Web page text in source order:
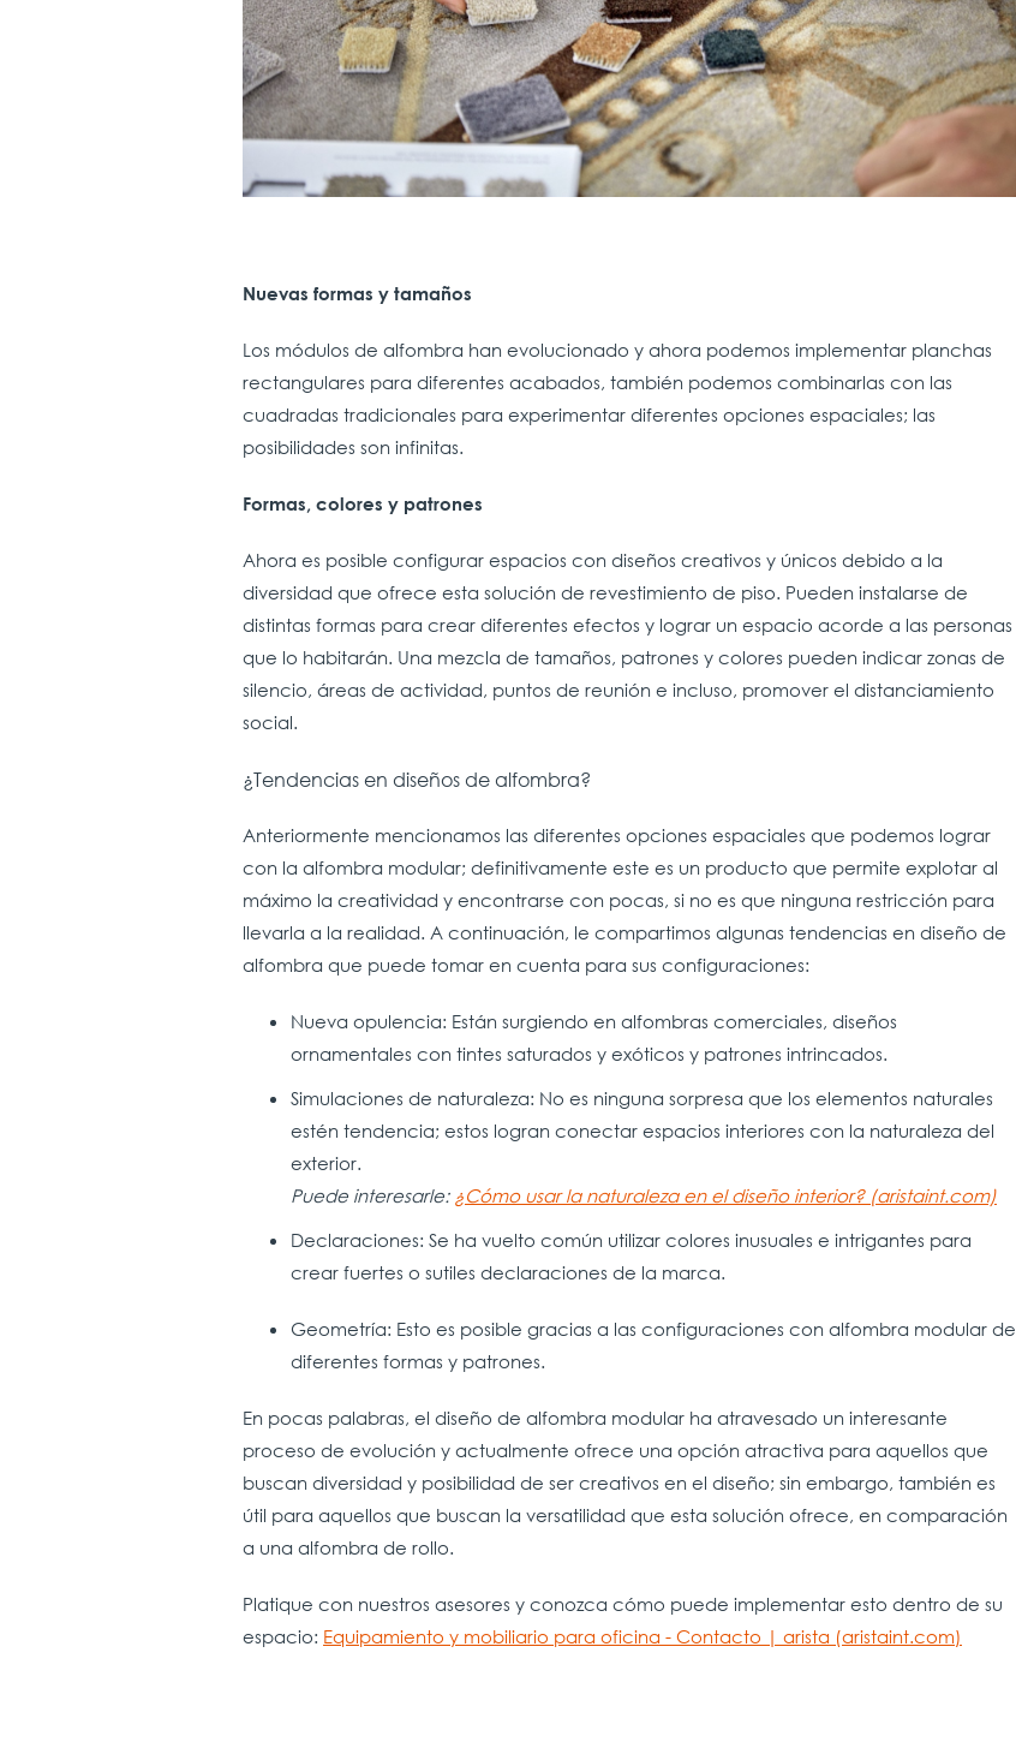
Nuevas formas y tamaños
Los módulos de alfombra han evolucionado y ahora podemos implementar planchas
rectangulares para diferentes acabados, también podemos combinarlas con las
cuadradas tradicionales para experimentar diferentes opciones espaciales; las
posibilidades son infinitas.
Formas, colores y patrones
Ahora es posible configurar espacios con diseños creativos y únicos debido a la
diversidad que ofrece esta solución de revestimiento de piso. Pueden instalarse de
distintas formas para crear diferentes efectos y lograr un espacio acorde a las personas
que lo habitarán. Una mezcla de tamaños, patrones y colores pueden indicar zonas de
silencio, áreas de actividad, puntos de reunión e incluso, promover el distanciamiento
social.
¿Tendencias en diseños de alfombra?
Anteriormente mencionamos las diferentes opciones espaciales que podemos lograr
con la alfombra modular; definitivamente este es un producto que permite explotar al
máximo la creatividad y encontrarse con pocas, si no es que ninguna restricción para
llevarla a la realidad. A continuación, le compartimos algunas tendencias en diseño de
alfombra que puede tomar en cuenta para sus configuraciones:
Nueva opulencia: Están surgiendo en alfombras comerciales, diseños
ornamentales con tintes saturados y exóticos y patrones intrincados.
Simulaciones de naturaleza: No es ninguna sorpresa que los elementos naturales
estén tendencia; estos logran conectar espacios interiores con la naturaleza del
exterior.
Puede interesarle: ¿Cómo usar la naturaleza en el diseño interior? (aristaint.com)
Declaraciones: Se ha vuelto común utilizar colores inusuales e intrigantes para
crear fuertes o sutiles declaraciones de la marca.
Geometría: Esto es posible gracias a las configuraciones con alfombra modular de
diferentes formas y patrones.
En pocas palabras, el diseño de alfombra modular ha atravesado un interesante
proceso de evolución y actualmente ofrece una opción atractiva para aquellos que
buscan diversidad y posibilidad de ser creativos en el diseño; sin embargo, también es
útil para aquellos que buscan la versatilidad que esta solución ofrece, en comparación
a una alfombra de rollo.
Platique con nuestros asesores y conozca cómo puede implementar esto dentro de su
espacio: Equipamiento y mobiliario para oficina - Contacto | arista (aristaint.com)